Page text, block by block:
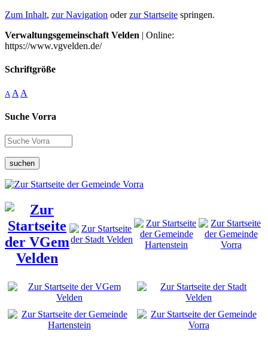
Zum Inhalt, zur Navigation oderzur Startseite springen.
Verwaltungsgemeinschaft Velden | Online:
https://www.vgvelden.de/
Schriftgröße
A A A
Suche Vorra
suchen